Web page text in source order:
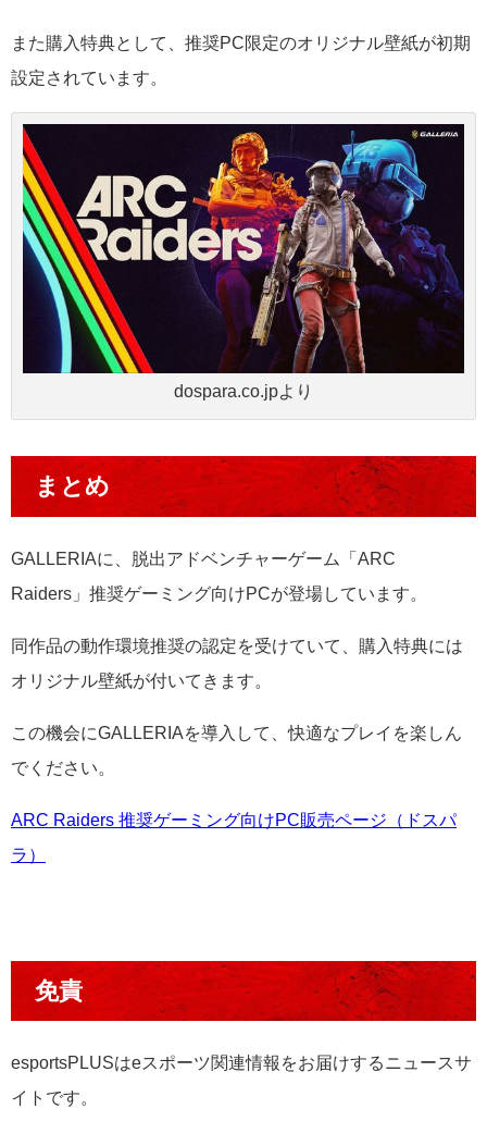
また購入特典として、推奨PC限定のオリジナル壁紙が初期
設定されています。
dospara.co.jpより
まとめ
GALLERIAに、脱出アドベンチャーゲーム「ARC
Raiders」推奨ゲーミング向けPCが登場しています。
同作品の動作環境推奨の認定を受けていて、購入特典には
オリジナル壁紙が付いてきます。
この機会にGALLERIAを導入して、快適なプレイを楽しん
でください。
ARC Raiders 推奨ゲーミング向けPC販売ページ（ドスパ
ラ）
免責
esportsPLUSはeスポーツ関連情報をお届けするニュースサ
イトです。